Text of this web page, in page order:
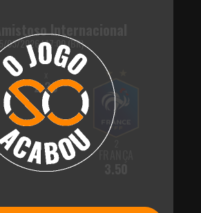
Amistoso Internacional
25/03/2026 | 17:00 (BR)
2.30